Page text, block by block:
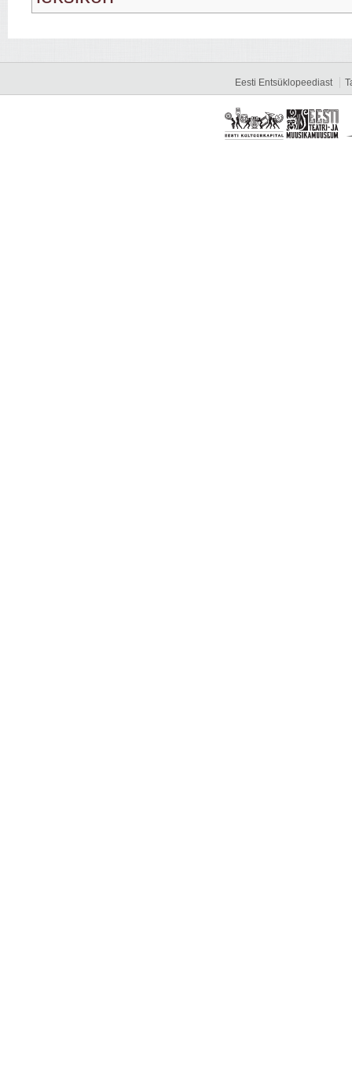
Eesti Entsüklopeediast